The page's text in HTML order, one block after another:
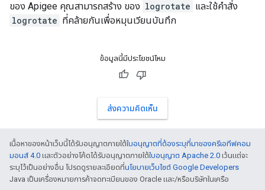
ของ Apigee คุณสามารถสร้าง ของ logrotate และใช้คำสั่ง
logrotate ที่คล้ายกันเพื่อหมุนเวียนบันทึก
ข้อมูลนี้มีประโยชน์ไหม
ส่งความคิดเห็น
เนื้อหาของหน้าเว็บนี้ได้รับอนุญาตภายใต้ใบอนุญาตที่ต้องระบุที่มาของครีเอทีฟคอม
มอนส์ 4.0 และตัวอย่างโค้ดได้รับอนุญาตภายใต้ใบอนุญาต Apache 2.0 เว้นแต่จะ
ระบุไว้เป็นอย่างอื่น โปรดดูรายละเอียดที่นโยบายเว็บไซต์ Google Developers
Java เป็นเครื่องหมายการค้าจดทะเบียนของ Oracle และ/หรือบริษัทในเครือ